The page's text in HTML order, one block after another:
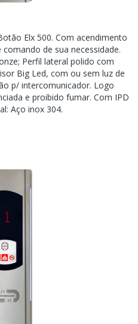
Elx 500. Com acendimento
de sua necessidade.
Perfil lateral polido com
Big Led, com ou sem luz de
p/ intercomunicador. Logo
e proibido fumar. Com IPD
Aço inox 304.